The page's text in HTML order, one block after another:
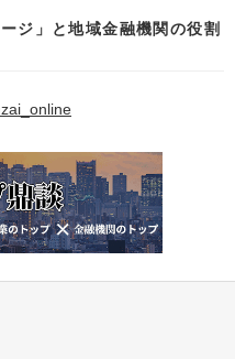
ジ」と地域金融機関の役割